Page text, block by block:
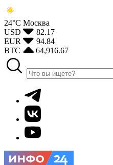
24°С Москва
USD
82.17
EUR
94.84
BTC
64,916.67